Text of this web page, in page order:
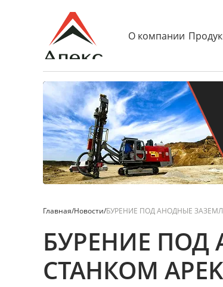
О компании
Главная/Новости/БУРЕНИЕ ПОД АНОДНЫЕ
БУРЕНИЕ
СТАНКОМ